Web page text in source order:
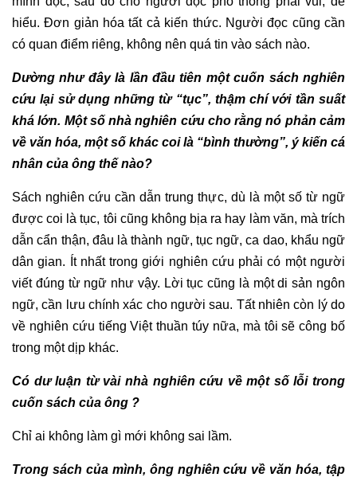
hiểu. Đơn giản hóa tất cả kiến thức. Người đọc cũng cần
có quan điểm riêng, không nên quá tin vào sách nào.
Dường như đây là lần đầu tiên một cuốn sách nghiên
cứu lại sử dụng những từ “tục”, thậm chí với tần suất
khá lớn. Một số nhà nghiên cứu cho rằng nó phản cảm
về văn hóa, một số khác coi là “bình thường”, ý kiến cá
nhân của ông thế nào?
Sách nghiên cứu cần dẫn trung thực, dù là một số từ ngữ
được coi là tục, tôi cũng không bịa ra hay làm văn, mà trích
dẫn cẩn thận, đâu là thành ngữ, tục ngữ, ca dao, khẩu ngữ
dân gian. Ít nhất trong giới nghiên cứu phải có một người
viết đúng từ ngữ như vậy. Lời tục cũng là một di sản ngôn
ngữ, cần lưu chính xác cho người sau. Tất nhiên còn lý do
về nghiên cứu tiếng Việt thuần túy nữa, mà tôi sẽ công bố
trong một dịp khác.
Có dư luận từ vài nhà nghiên cứu về một số lỗi trong
cuốn sách của ông ?
Chỉ ai không làm gì mới không sai lầm.
Trong sách của mình, ông nghiên cứu về văn hóa, tập